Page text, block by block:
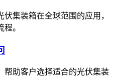
集装箱在全球范围的应用，
。
帮助客户选择适合的光伏集装